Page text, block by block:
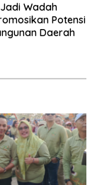
Wadah
Potensi
Daerah